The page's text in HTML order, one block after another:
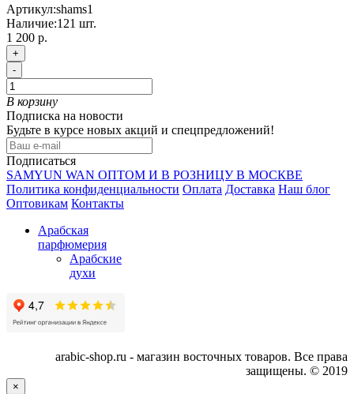
Артикул:shams1
Наличие:121 шт.
1 200 р.
+
-
В корзину
Подписка на новости
Будьте в курсе новых акций и спецпредложений!
Подписаться
SAMYUN WAN ОПТОМ И В РОЗНИЦУ В МОСКВЕ
Политика конфиденциальности Оплата Доставка Наш блог
Оптовикам Контакты
Арабская
парфюмерия
Арабские
духи
arabic-shop.ru - магазин восточных товаров. Все права
защищены. © 2019
×